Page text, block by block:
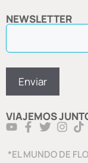
NEWSLETTER
VIAJEMOS
*EL MUNDO DE